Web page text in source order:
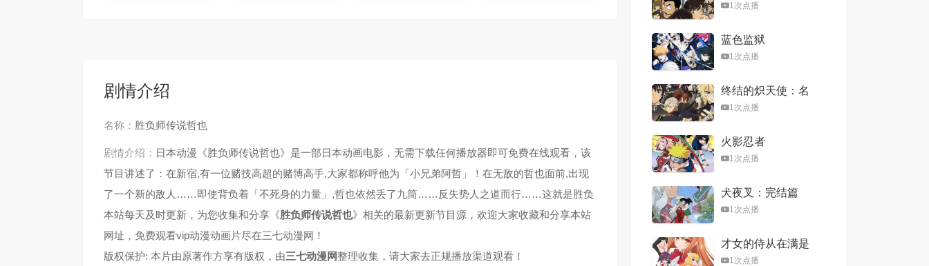
剧情介绍
名称： 胜负师传说哲也
剧情介绍： 日本动漫《胜负师传说哲也》是一部日本动画电影，无需下载任何播放器即可免费在线观看，该
节目讲述了：在新宿,有一位赌技高超的赌博高手,大家都称呼他为「小兄弟阿哲」！在无敌的哲也面前,出现
了一个新的敌人……即使背负着「不死身的力量」,哲也依然丢了九筒……反失势人之道而行……这就是胜负
本站每天及时更新，为您收集和分享《胜负师传说哲也》相关的最新更新节目源，欢迎大家收藏和分享本站
网址，免费观看vip动漫动画片尽在三七动漫网！
版权保护: 本片由原著作方享有版权，由三七动漫网整理收集，请大家去正规播放渠道观看！
1次点播
蓝色监狱
1次点播
终结的炽天使：名
古屋决战篇
1次点播
火影忍者
1次点播
犬夜叉：完结篇
1次点播
才女的侍从在满是
高岭之花的贵族学
1次点播